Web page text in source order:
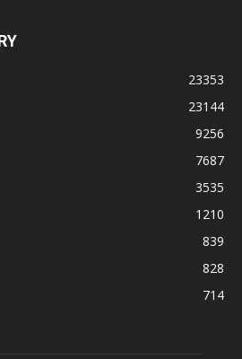
23353
23144
9256
7687
3535
1210
839
828
714